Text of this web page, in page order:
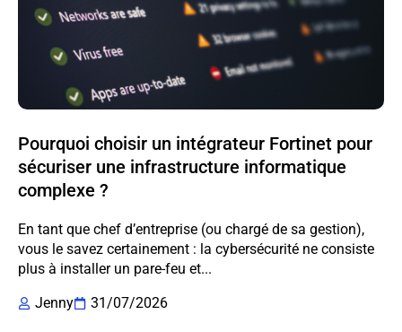
Pourquoi choisir un intégrateur Fortinet pour
sécuriser une infrastructure informatique
complexe ?
En tant que chef d’entreprise (ou chargé de sa gestion),
vous le savez certainement : la cybersécurité ne consiste
plus à installer un pare-feu et...
Jenny
31/07/2026